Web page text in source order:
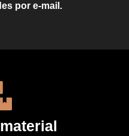
por e-mail.